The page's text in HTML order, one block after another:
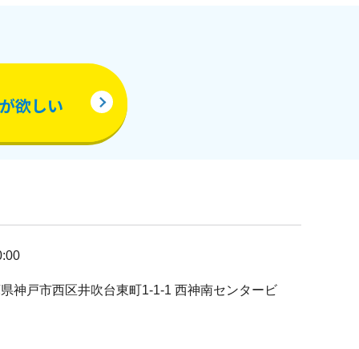
が欲しい
神戸市西区井吹台東町1-1-1 西神南センタービ